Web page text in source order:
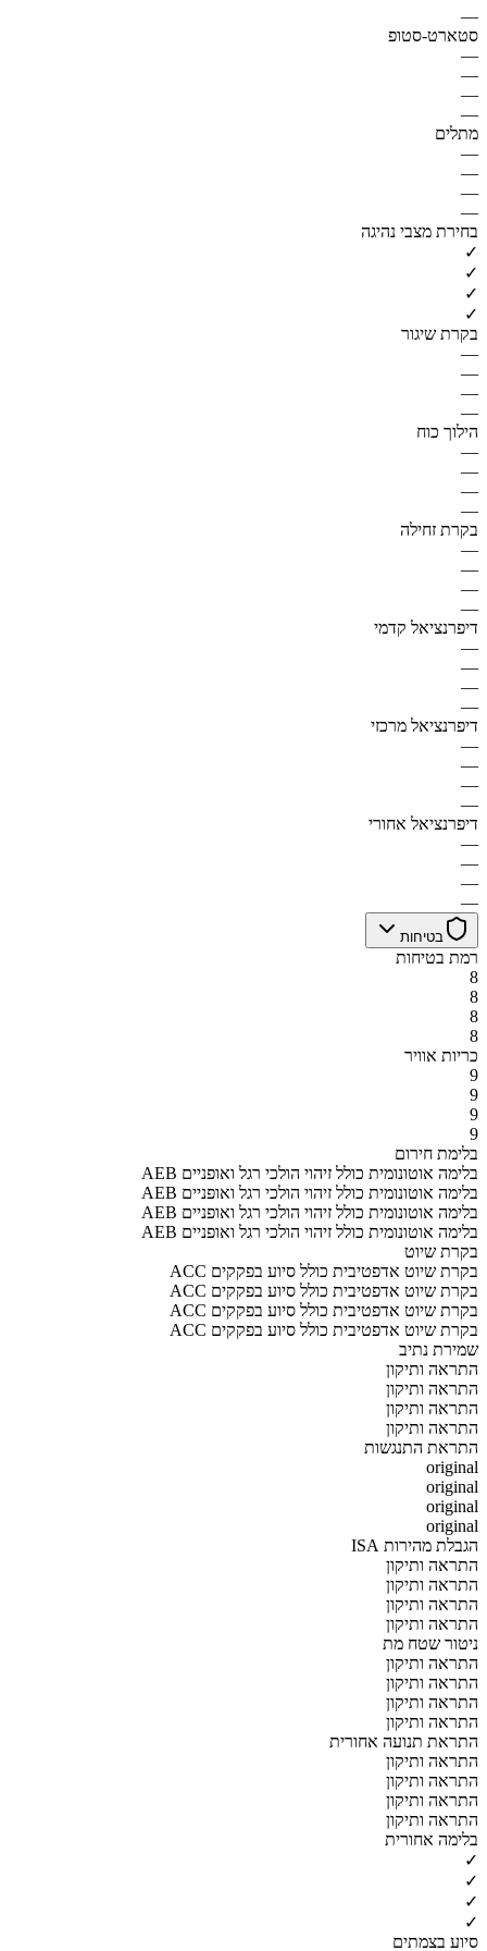
—
סטארט-סטופ
—
—
—
—
מתלים
—
—
—
—
בחירת מצבי נהיגה
✓
✓
✓
✓
בקרת שיגור
—
—
—
—
הילוך כוח
—
—
—
—
בקרת זחילה
—
—
—
—
דיפרנציאל קדמי
—
—
—
—
דיפרנציאל מרכזי
—
—
—
—
דיפרנציאל אחורי
—
—
—
—
בטיחות
רמת בטיחות
8
8
8
8
כריות אוויר
9
9
9
9
בלימת חירום
AEB בלימה אוטונומית כולל זיהוי הולכי רגל ואופניים
AEB בלימה אוטונומית כולל זיהוי הולכי רגל ואופניים
AEB בלימה אוטונומית כולל זיהוי הולכי רגל ואופניים
AEB בלימה אוטונומית כולל זיהוי הולכי רגל ואופניים
בקרת שיוט
ACC בקרת שיוט אדפטיבית כולל סיוע בפקקים
ACC בקרת שיוט אדפטיבית כולל סיוע בפקקים
ACC בקרת שיוט אדפטיבית כולל סיוע בפקקים
ACC בקרת שיוט אדפטיבית כולל סיוע בפקקים
שמירת נתיב
התראה ותיקון
התראה ותיקון
התראה ותיקון
התראה ותיקון
התראת התנגשות
original
original
original
original
הגבלת מהירות ISA
התראה ותיקון
התראה ותיקון
התראה ותיקון
התראה ותיקון
ניטור שטח מת
התראה ותיקון
התראה ותיקון
התראה ותיקון
התראה ותיקון
התראת תנועה אחורית
התראה ותיקון
התראה ותיקון
התראה ותיקון
התראה ותיקון
בלימה אחורית
✓
✓
✓
✓
סיוע בצמתים